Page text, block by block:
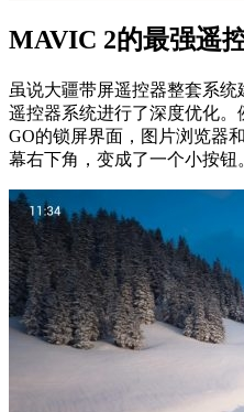
MAVIC 2的最强遥
虽说大疆带屏遥控器整套系
遥控器系统进行了深度优化
GO的锁屏界面，图片浏览器
幕右下角，变成了一个小按钮